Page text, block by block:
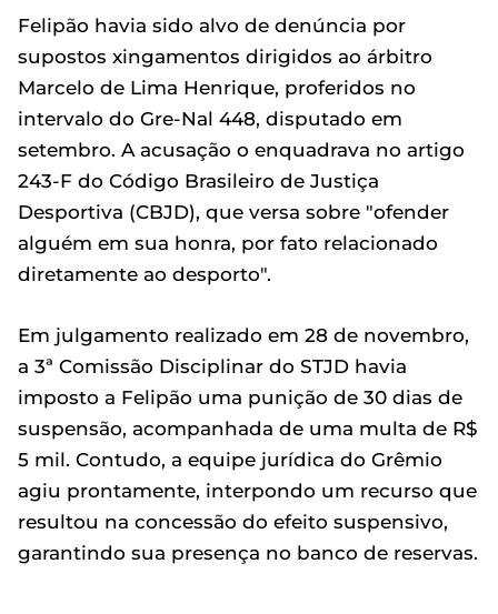
Felipão havia sido alvo de denúncia por
supostos xingamentos dirigidos ao árbitro
Marcelo de Lima Henrique, proferidos no
intervalo do Gre-Nal 448, disputado em
setembro. A acusação o enquadrava no artigo
243-F do Código Brasileiro de Justiça
Desportiva (CBJD), que versa sobre "ofender
alguém em sua honra, por fato relacionado
diretamente ao desporto".
Em julgamento realizado em 28 de novembro,
a 3ª Comissão Disciplinar do STJD havia
imposto a Felipão uma punição de 30 dias de
suspensão, acompanhada de uma multa de R$
5 mil. Contudo, a equipe jurídica do Grêmio
agiu prontamente, interpondo um recurso que
resultou na concessão do efeito suspensivo,
garantindo sua presença no banco de reservas.